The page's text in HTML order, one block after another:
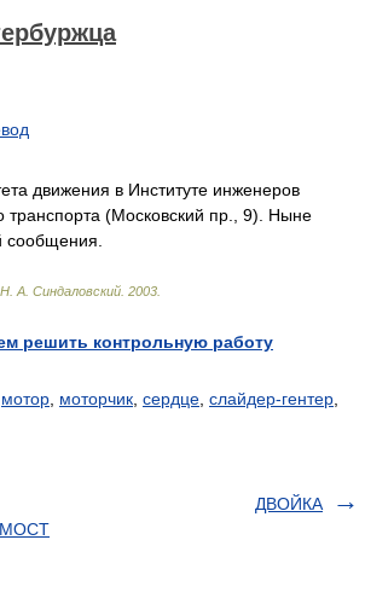
движения в Институте инженеров
транспорта (Московский пр., 9). Ныне
сообщения.
Н. А. Синдаловский 2003
решить контрольную работу
мотор моторчик сердце слайдер-гентер
ДВОЙКА